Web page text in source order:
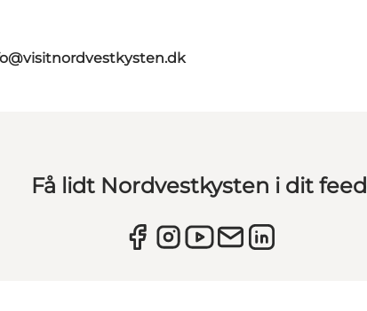
Få lidt Nordvestkysten i dit feed